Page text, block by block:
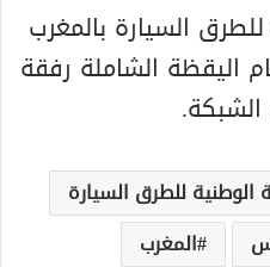
السيارة بالمغرب
اليقظة الشاملة رفقة
الوطنية للطرق السيارة
المغرب